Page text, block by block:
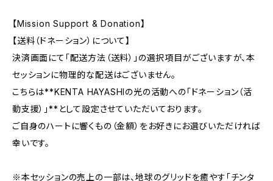
【Mission Support & Donation】
【送料（ドネーション）について】
決済画面にて「配送方法（送料）」の選択項目がございますが、本
セッションに物理的な配送はございません。
こちらは**KENTA HAYASHIの光の活動への「ドネーション（活
動支援）」**として設定させていただいております。
ご自身のハートに響くもの（金額）をお好きにお選びいただければ
幸いです。
※本セッションの売上の一部は、地球のグリッドを癒やす「チンタ